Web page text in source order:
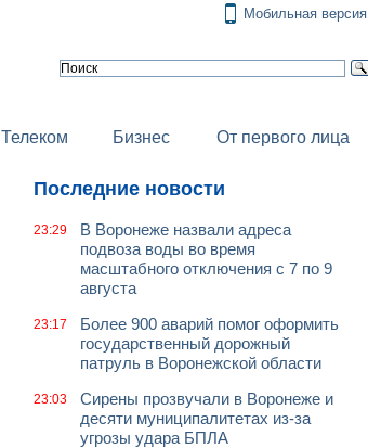
Мобильная версия
Телеком Бизнес От первого лица
Последние новости
23:29
В Воронеже назвали адреса
подвоза воды во время
масштабного отключения с 7 по 9
августа
23:17
Более 900 аварий помог оформить
государственный дорожный
патруль в Воронежской области
23:03
Сирены прозвучали в Воронеже и
десяти муниципалитетах из-за
угрозы удара БПЛА